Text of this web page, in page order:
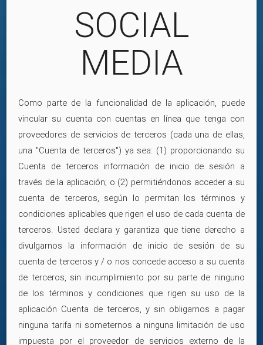
SOCIAL
MEDIA
Como parte de la funcionalidad de la aplicación, puede
vincular su cuenta con cuentas en línea que tenga con
proveedores de servicios de terceros (cada una de ellas,
una "Cuenta de terceros") ya sea: (1) proporcionando su
Cuenta de terceros información de inicio de sesión a
través de la aplicación; o (2) permitiéndonos acceder a su
cuenta de terceros, según lo permitan los términos y
condiciones aplicables que rigen el uso de cada cuenta de
terceros. Usted declara y garantiza que tiene derecho a
divulgarnos la información de inicio de sesión de su
cuenta de terceros y / o nos concede acceso a su cuenta
de terceros, sin incumplimiento por su parte de ninguno
de los términos y condiciones que rigen su uso de la
aplicación Cuenta de terceros, y sin obligarnos a pagar
ninguna tarifa ni someternos a ninguna limitación de uso
impuesta por el proveedor de servicios externo de la